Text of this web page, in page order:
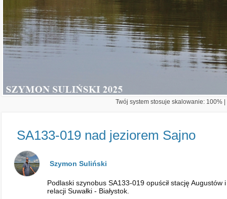
Twój system stosuje skalowanie: 100%
SA133-019 nad jeziorem Sajno
Szymon Suliński
Podlaski szynobus SA133-019 opuścił stację
relacji Suwałki - Białystok.